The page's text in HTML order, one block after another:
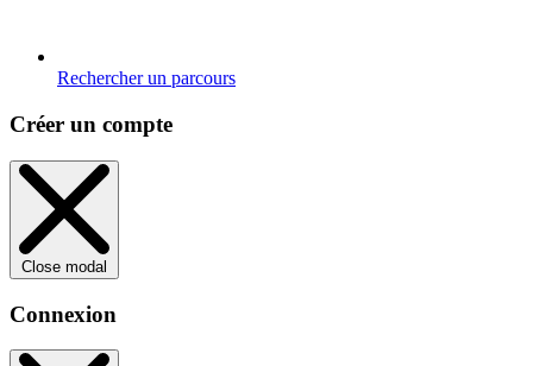
Rechercher un parcours
Créer un compte
Close modal
Connexion